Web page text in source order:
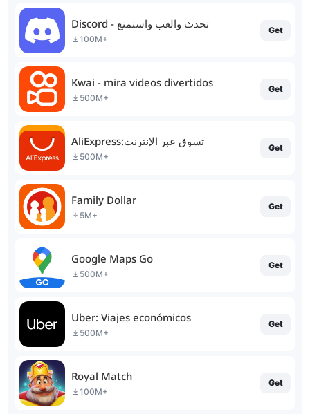
Discord - تحدث والعب واستمتع
100M+
Get
Kwai - mira videos divertidos
500M+
Get
AliExpress:تسوق عبر الإنترنت
500M+
Get
Family Dollar
5M+
Get
Google Maps Go
500M+
Get
Uber: Viajes económicos
500M+
Get
Royal Match
100M+
Get